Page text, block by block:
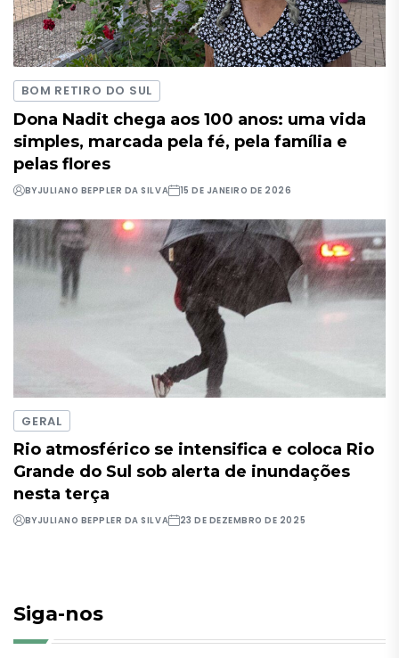
BOM RETIRO DO SUL
Dona Nadit chega aos 100 anos: uma vida
simples, marcada pela fé, pela família e
pelas flores
BYJULIANO BEPPLER DA SILVA 15 DE JANEIRO DE 2026
GERAL
Rio atmosférico se intensifica e coloca Rio
Grande do Sul sob alerta de inundações
nesta terça
BYJULIANO BEPPLER DA SILVA 23 DE DEZEMBRO DE 2025
Siga-nos